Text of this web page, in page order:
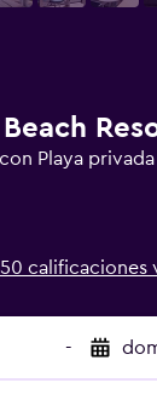
Playa privada
calificaciones
-